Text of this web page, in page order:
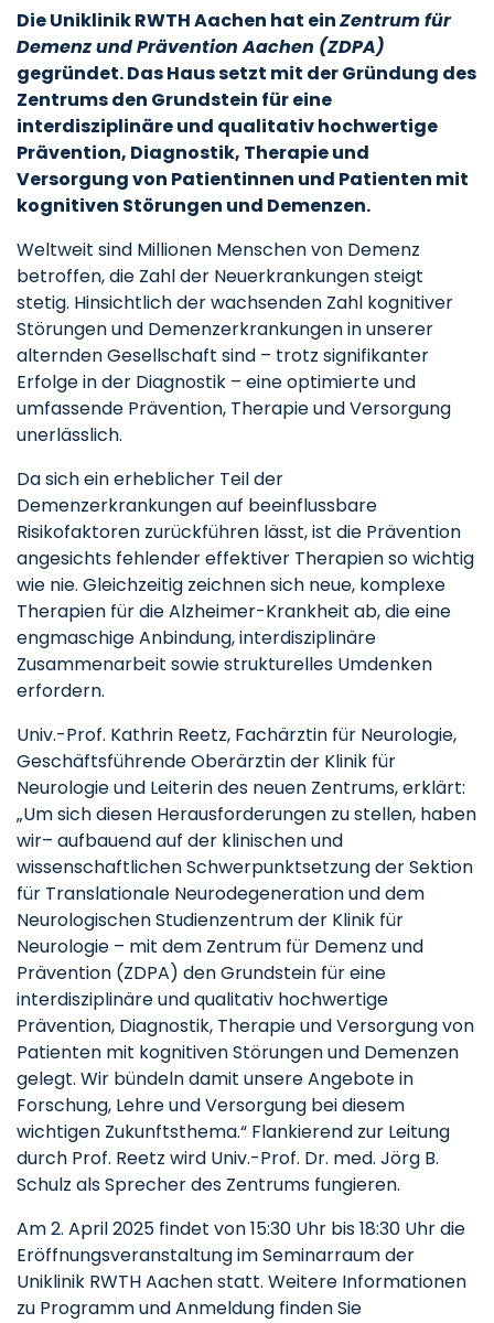
Die Uniklinik RWTH Aachen hat einZentrum für
Demenz und Prävention Aachen (ZDPA)
gegründet. Das Haus setzt mit der Gründung des
Zentrums den Grundstein für eine
interdisziplinäre und qualitativ hochwertige
Prävention, Diagnostik, Therapie und
Versorgung von Patientinnen und Patienten mit
kognitiven Störungen und Demenzen.
Weltweit sind Millionen Menschen von Demenz
betroffen, die Zahl der Neuerkrankungen steigt
stetig. Hinsichtlich der wachsenden Zahl kognitiver
Störungen und Demenzerkrankungen in unserer
alternden Gesellschaft sind – trotz signifikanter
Erfolge in der Diagnostik – eine optimierte und
umfassende Prävention, Therapie und Versorgung
unerlässlich.
Da sich ein erheblicher Teil der
Demenzerkrankungen auf beeinflussbare
Risikofaktoren zurückführen lässt, ist die Prävention
angesichts fehlender effektiver Therapien so wichtig
wie nie. Gleichzeitig zeichnen sich neue, komplexe
Therapien für die Alzheimer-Krankheit ab, die eine
engmaschige Anbindung, interdisziplinäre
Zusammenarbeit sowie strukturelles Umdenken
erfordern.
Univ.-Prof. Kathrin Reetz, Fachärztin für Neurologie,
Geschäftsführende Oberärztin der Klinik für
Neurologie und Leiterin des neuen Zentrums, erklärt:
„Um sich diesen Herausforderungen zu stellen, haben
wir– aufbauend auf der klinischen und
wissenschaftlichen Schwerpunktsetzung der Sektion
für Translationale Neurodegeneration und dem
Neurologischen Studienzentrum der Klinik für
Neurologie – mit dem Zentrum für Demenz und
Prävention (ZDPA) den Grundstein für eine
interdisziplinäre und qualitativ hochwertige
Prävention, Diagnostik, Therapie und Versorgung von
Patienten mit kognitiven Störungen und Demenzen
gelegt. Wir bündeln damit unsere Angebote in
Forschung, Lehre und Versorgung bei diesem
wichtigen Zukunftsthema.“ Flankierend zur Leitung
durch Prof. Reetz wird Univ.-Prof. Dr. med. Jörg B.
Schulz als Sprecher des Zentrums fungieren.
Am 2. April 2025 findet von 15:30 Uhr bis 18:30 Uhr die
Eröffnungsveranstaltung im Seminarraum der
Uniklinik RWTH Aachen statt. Weitere Informationen
zu Programm und Anmeldung finden Sie